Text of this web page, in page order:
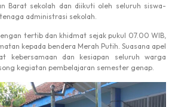
Barat sekolah dan diikuti oleh seluruh siswa-
administrasi sekolah.
tertib dan khidmat sejak pukul 07.00 WIB,
kepada bendera Merah Putih. Suasana apel
kebersamaan dan kesiapan seluruh warga
kegiatan pembelajaran semester genap.